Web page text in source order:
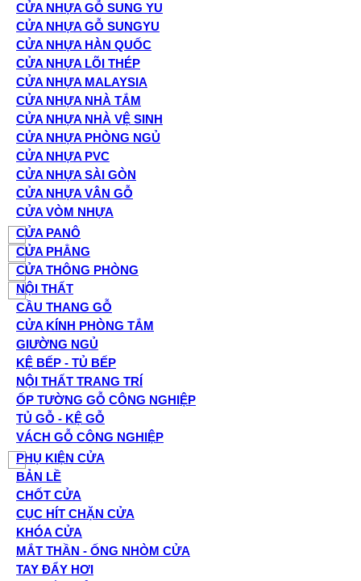
CỬA NHỰA GỖ SUNG YU
CỬA NHỰA GỖ SUNGYU
CỬA NHỰA HÀN QUỐC
CỬA NHỰA LÕI THÉP
CỬA NHỰA MALAYSIA
CỬA NHỰA NHÀ TẮM
CỬA NHỰA NHÀ VỆ SINH
CỬA NHỰA PHÒNG NGỦ
CỬA NHỰA PVC
CỬA NHỰA SÀI GÒN
CỬA NHỰA VÂN GỖ
CỬA VÒM NHỰA
CỬA PANÔ
CỬA PHẲNG
CỬA THÔNG PHÒNG
NỘI THẤT
CẦU THANG GỖ
CỬA KÍNH PHÒNG TẮM
GIƯỜNG NGỦ
KỆ BẾP - TỦ BẾP
NỘI THẤT TRANG TRÍ
ỐP TƯỜNG GỖ CÔNG NGHIỆP
TỦ GỖ - KỆ GỖ
VÁCH GỖ CÔNG NGHIỆP
PHỤ KIỆN CỬA
BẢN LỀ
CHỐT CỬA
CỤC HÍT CHẶN CỬA
KHÓA CỬA
MẮT THẦN - ỐNG NHÒM CỬA
TAY ĐẨY HƠI